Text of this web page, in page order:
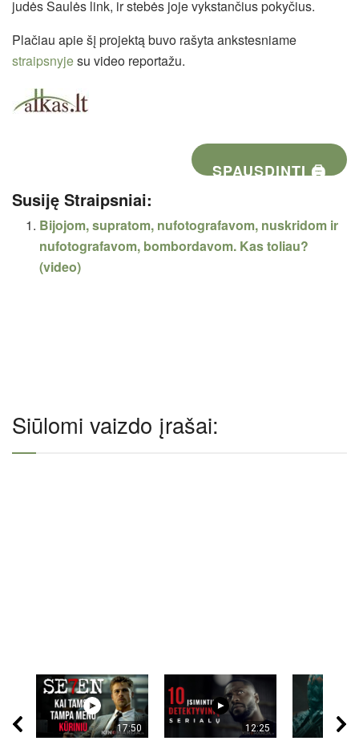
judės Saulės link, ir stebės joje vykstančius pokyčius.
Plačiau apie šį projektą buvo rašyta ankstesniame
straipsnyjesu video reportažu.
SPAUSDINTI 🖨
Susiję Straipsniai:
Bijojom, supratom, nufotografavom, nuskridom ir
nufotografavom, bombordavom. Kas toliau?
(video)
Siūlomi vaizdo įrašai:
17:50 12:25